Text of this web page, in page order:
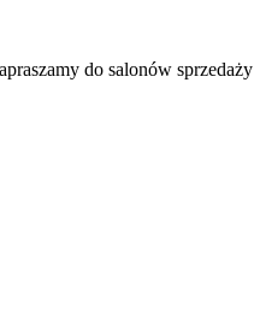
do salonów sprzedaży